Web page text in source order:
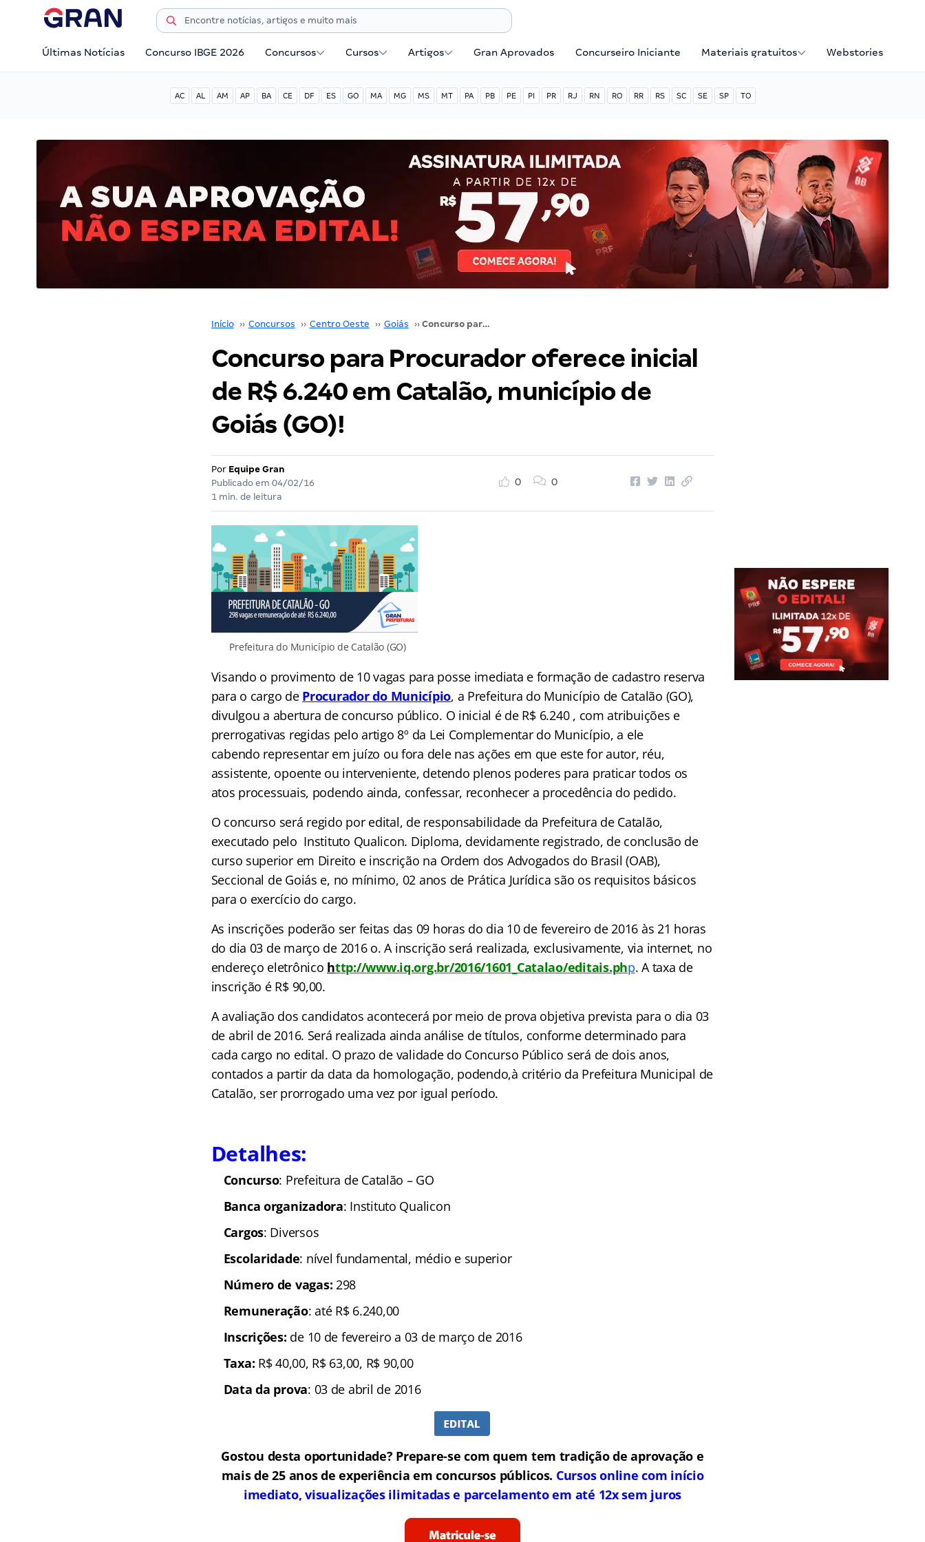
Últimas Notícias Concurso IBGE 2026 Concursos Cursos Artigos Gran Aprovados Concurseiro Iniciante Materiais gratuitos Webstories
AC AL AM AP BA CE DF ES GO MA MG MS MT PA PB PE PI PR RJ RN RO RR RS SC SE SP TO
Início ›› Concursos ›› Centro Oeste ›› Goiás ›› Concurso para Procurador oferece inicial de R$ 6.240 em Catalão, município de Goiás (GO)!
Concurso para Procurador oferece inicial
de R$ 6.240 em Catalão, município de
Goiás (GO)!
Por Equipe Gran
Publicado em 04/02/16
1 min. de leitura
0 0
Prefeitura do Município de Catalão (GO)
Visando o provimento de 10 vagas para posse imediata e formação de cadastro reserva
para o cargo de Procurador do Município, a Prefeitura do Município de Catalão (GO),
divulgou a abertura de concurso público. O inicial é de R$ 6.240 , com atribuições e
prerrogativas regidas pelo artigo 8º da Lei Complementar do Município, a ele
cabendo representar em juízo ou fora dele nas ações em que este for autor, réu,
assistente, opoente ou interveniente, detendo plenos poderes para praticar todos os
atos processuais, podendo ainda, confessar, reconhecer a procedência do pedido.
O concurso será regido por edital, de responsabilidade da Prefeitura de Catalão,
executado pelo Instituto Qualicon. Diploma, devidamente registrado, de conclusão de
curso superior em Direito e inscrição na Ordem dos Advogados do Brasil (OAB),
Seccional de Goiás e, no mínimo, 02 anos de Prática Jurídica são os requisitos básicos
para o exercício do cargo.
As inscrições poderão ser feitas das 09 horas do dia 10 de fevereiro de 2016 às 21 horas
do dia 03 de março de 2016 o. A inscrição será realizada, exclusivamente, via internet, no
endereço eletrônico http://www.iq.org.br/2016/1601_Catalao/editais.php.A taxa de
inscrição é R$ 90,00.
A avaliação dos candidatos acontecerá por meio de prova objetiva prevista para o dia 03
de abril de 2016. Será realizada ainda análise de títulos, conforme determinado para
cada cargo no edital. O prazo de validade do Concurso Público será de dois anos,
contados a partir da data da homologação, podendo,à critério da Prefeitura Municipal de
Catalão, ser prorrogado uma vez por igual período.
Detalhes:
Concurso: Prefeitura de Catalão – GO
Banca organizadora: Instituto Qualicon
Cargos: Diversos
Escolaridade: nível fundamental, médio e superior
Número de vagas:298
Remuneração: até R$ 6.240,00
Inscrições: de 10 de fevereiro a 03 de março de 2016
Taxa: R$ 40,00, R$ 63,00, R$ 90,00
Data da prova: 03 de abril de 2016
Gostou desta oportunidade? Prepare-se com quem tem tradição de aprovação e
mais de 25 anos de experiência em concursos públicos. Cursos online com início
imediato, visualizações ilimitadas e parcelamento em até 12x sem juros